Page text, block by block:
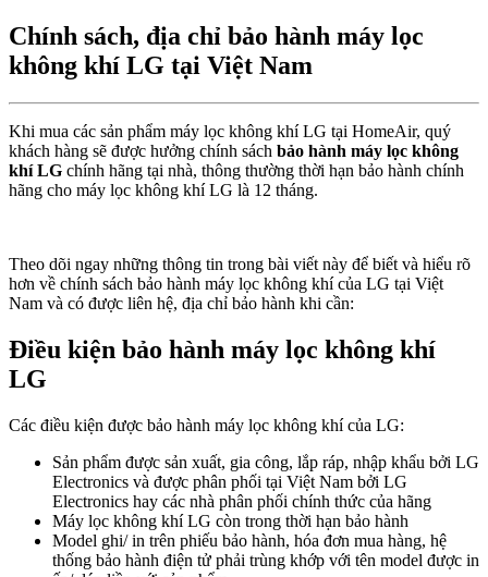
Chính sách, địa chỉ bảo hành máy lọc
không khí LG tại Việt Nam
Khi mua các sản phẩm máy lọc không khí LG tại HomeAir, quý
khách hàng sẽ được hưởng chính sách bảo hành máy lọc không
khí LG chính hãng tại nhà, thông thường thời hạn bảo hành chính
hãng cho máy lọc không khí LG là 12 tháng.
Theo dõi ngay những thông tin trong bài viết này để biết và hiểu rõ
hơn về chính sách bảo hành máy lọc không khí của LG tại Việt
Nam và có được liên hệ, địa chỉ bảo hành khi cần:
Điều kiện bảo hành máy lọc không khí
LG
Các điều kiện được bảo hành máy lọc không khí của LG:
Sản phẩm được sản xuất, gia công, lắp ráp, nhập khẩu bởi LG
Electronics và được phân phối tại Việt Nam bởi LG
Electronics hay các nhà phân phối chính thức của hãng
Máy lọc không khí LG còn trong thời hạn bảo hành
Model ghi/ in trên phiếu bảo hành, hóa đơn mua hàng, hệ
thống bảo hành điện tử phải trùng khớp với tên model được in